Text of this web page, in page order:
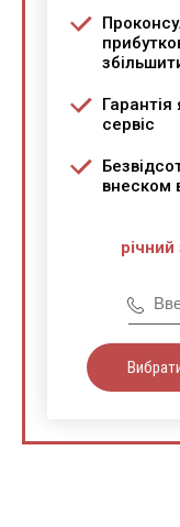
Гарантія
сервіс
внеском